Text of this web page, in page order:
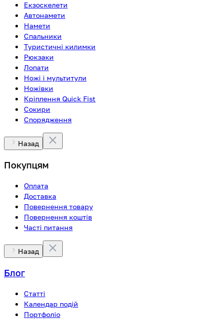
Екзоскелети
Автонамети
Намети
Спальники
Туристичні килимки
Рюкзаки
Лопати
Ножі і мультитули
Ножівки
Кріплення Quick Fist
Сокири
Спорядження
Назад
Покупцям
Оплата
Доставка
Повернення товару
Повернення коштів
Часті питання
Назад
Блог
Статті
Календар подій
Портфоліо